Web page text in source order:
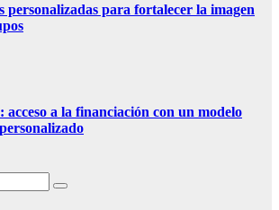
personalizadas para fortalecer la imagen
acceso a la financiación con un modelo